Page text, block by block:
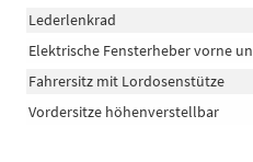
Lederlenkrad
Elektrische Fensterheber vorne
Fahrersitz mit Lordosenstütze
Vordersitze höhenverstellbar